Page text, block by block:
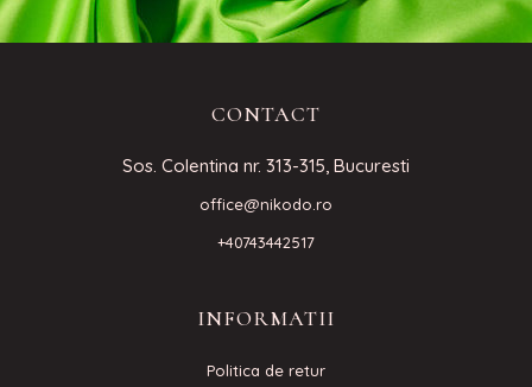
CONTACT
Sos. Colentina nr. 313-315, Bucuresti
office@nikodo.ro
+40743442517
INFORMATII
Politica de retur